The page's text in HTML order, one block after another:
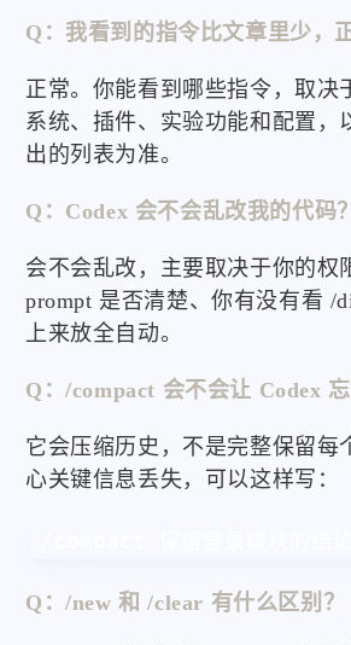
Q：我看到的指令比文章里少，
正常。你能看到哪些指令，取决
系统、插件、实验功能和配置，
出的列表为准。
Q：Codex 会不会乱改我的代码？
会不会乱改，主要取决于你的权
prompt 是否清楚、你有没有看 /
上来放全自动。
Q：/compact 会不会让 Codex 忘
它会压缩历史，不是完整保留每
心关键信息丢失，可以这样写：
Q：/new 和 /clear 有什么区别？